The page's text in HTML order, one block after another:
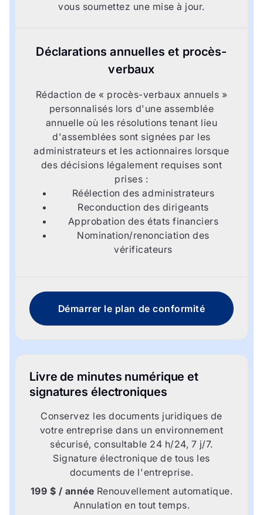
Livre de minutes numérique et
signatures électroniques
Conservez les documents juridiques de
votre entreprise dans un environnement
sécurisé, consultable 24 h/24, 7 j/7.
Signature électronique de tous les
documents de l'entreprise.
199 $ / année Renouvellement automatique.
Annulation en tout temps.
vous soumettez une mise à jour.
Déclarations annuelles et procès-
verbaux
Rédaction de « procès-verbaux annuels »
personnalisés lors d'une assemblée
annuelle où les résolutions tenant lieu
d'assemblées sont signées par les
administrateurs et les actionnaires lorsque
des décisions légalement requises sont
prises :
Réélection des administrateurs
Reconduction des dirigeants
Approbation des états financiers
Nomination/renonciation des
vérificateurs
Démarrer le plan de conformité